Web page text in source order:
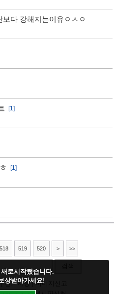
다 강해지는이유ㅇㅅㅇ
[1]
[1]
518 519 520 > >>
|건의사항|이미지신고
로시작됐습니다.
상받아가세요!